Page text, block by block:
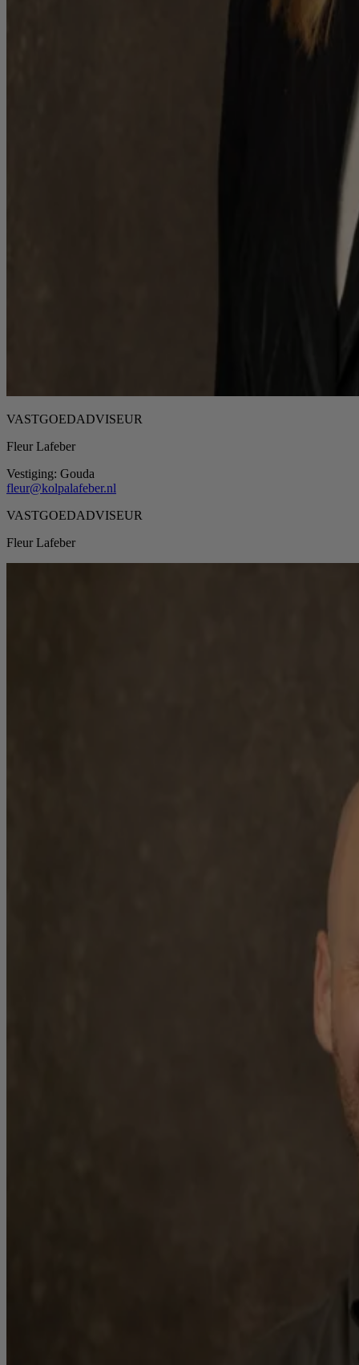
VASTGOEDADVISEUR
Fleur Lafeber
Vestiging: Gouda
fleur@kolpalafeber.nl
VASTGOEDADVISEUR
Fleur Lafeber